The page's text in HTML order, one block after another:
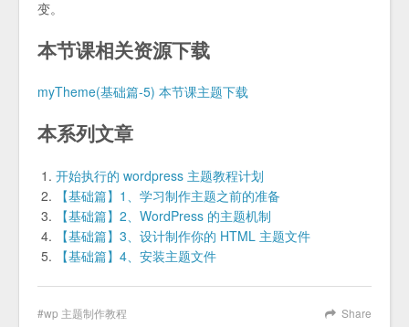
变。
本节课相关资源下载
myTheme(基础篇-5) 本节课主题下载
本系列文章
开始执行的 wordpress 主题教程计划
【基础篇】1、学习制作主题之前的准备
【基础篇】2、WordPress 的主题机制
【基础篇】3、设计制作你的 HTML 主题文件
【基础篇】4、安装主题文件
Share
wp 主题制作教程